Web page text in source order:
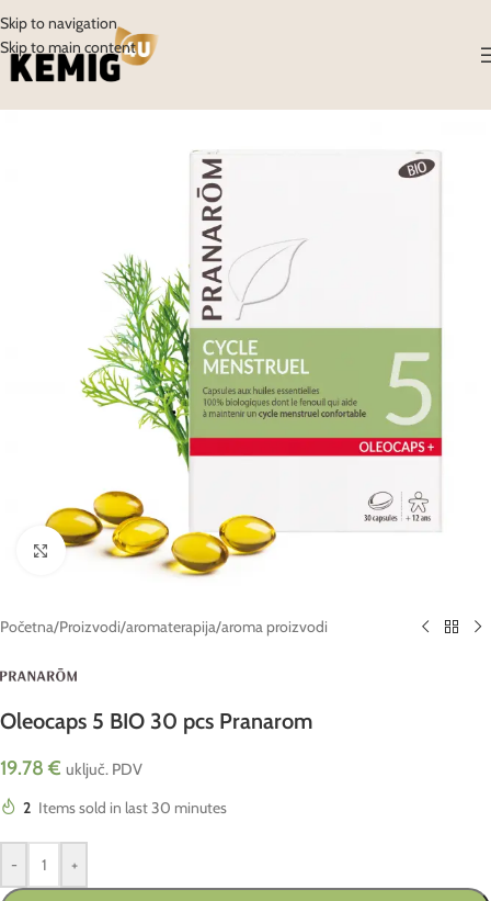
Skip to navigation
Skip to main content
Click to enlarge
Početna/Proizvodi/aromaterapija/aroma proizvodi
Oleocaps 5 BIO 30 pcs Pranarom
19.78 € uključ. PDV
2 Items sold in last 30 minutes
- +